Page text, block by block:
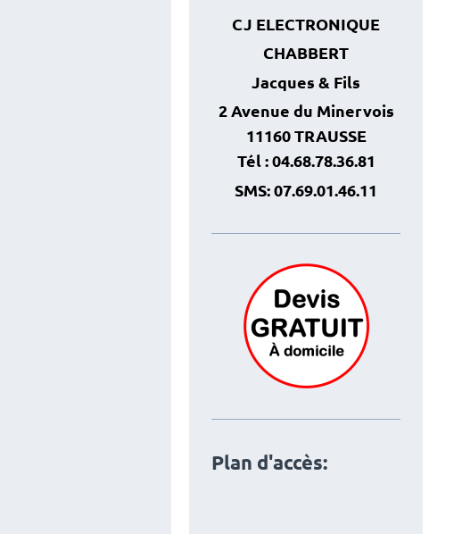
CJ ELECTRONIQUE
CHABBERT
Jacques & Fils
2 Avenue du Minervois
11160 TRAUSSE
Tél : 04.68.78.36.81
SMS: 07.69.01.46.11
Plan d'accès: